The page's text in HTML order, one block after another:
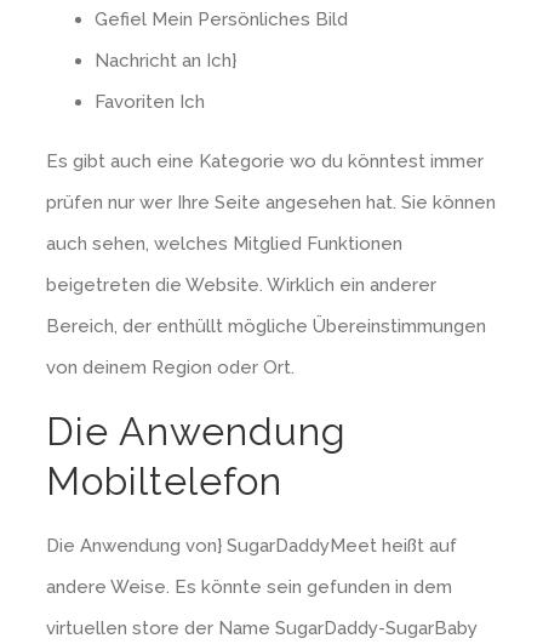
Gefiel Mein Persönliches Bild
Nachricht an Ich}
Favoriten Ich
Es gibt auch eine Kategorie wo du könntest immer
prüfen nur wer Ihre Seite angesehen hat. Sie können
auch sehen, welches Mitglied Funktionen
beigetreten die Website. Wirklich ein anderer
Bereich, der enthüllt mögliche Übereinstimmungen
von deinem Region oder Ort.
Die Anwendung
Mobiltelefon
Die Anwendung von} SugarDaddyMeet heißt auf
andere Weise. Es könnte sein gefunden in dem
virtuellen store der Name SugarDaddy-SugarBaby